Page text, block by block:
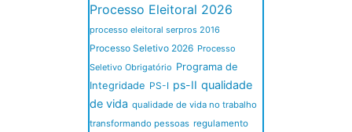
Processo Eleitoral 2026
processo eleitoral serpros 2016
Processo Seletivo 2026 Processo
Seletivo Obrigatório Programa de
Integridade PS-I ps-II qualidade
de vida qualidade de vida no trabalho
transformando pessoas regulamento